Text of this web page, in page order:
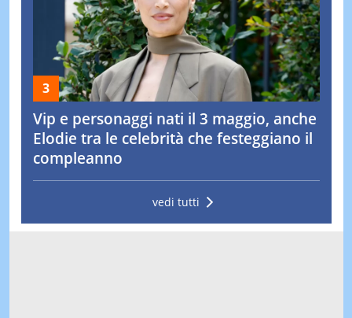
Vip e personaggi nati il 3 maggio, anche
Elodie tra le celebrità che festeggiano il
compleanno
vedi tutti